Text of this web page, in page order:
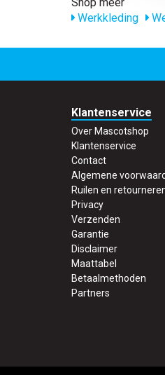
Werkkleding
Klantenservice
Over Mascotshop
Klantenservice
Contact
Algemene
Ruilen en
Privacy
Verzenden
Garantie
Disclaimer
Maattabel
Betaalmethoden
Partners